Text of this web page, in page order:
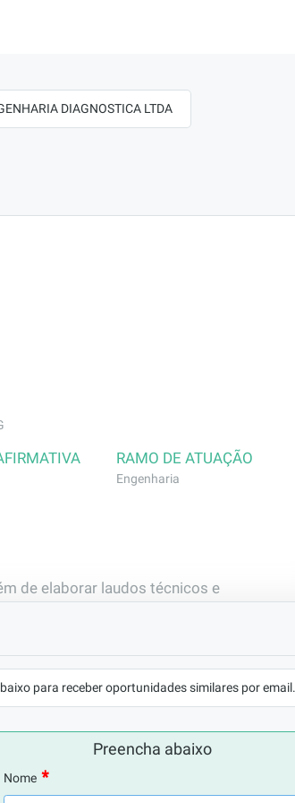
DIAGNOSTICA LTDA
RAMO DE ATUAÇÃO
Engenharia
de elaborar laudos técnicos e
construção civil.
para receber oportunidades similares por email.
Preencha abaixo
Nome